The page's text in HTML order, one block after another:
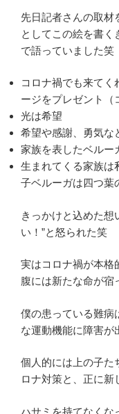
先日記者さんの取材
としてこの絵を書
で語っていました笑
コロナ禍でも来てく
ージをプレゼント（
光は希望
希望や感謝、勇気な
家族を表したベルー
生まれてくる家族は
子ベルーガは四つ葉
きっかけと込めた想
い！”と怒られた笑
実はコロナ禍が本格
腹には新たな命が宿
僕の患っている難病
な運動機能に障害が
個人的には上の子た
ロナ対策と、正に新
ハサミを持てなくな